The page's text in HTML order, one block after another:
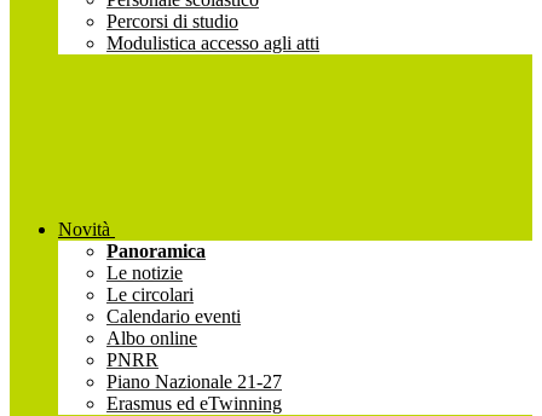
Percorsi di studio
Modulistica accesso agli atti
Novità
Panoramica
Le notizie
Le circolari
Calendario eventi
Albo online
PNRR
Piano Nazionale 21-27
Erasmus ed eTwinning